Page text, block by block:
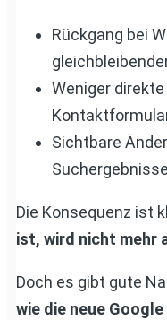
Rückgang bei
Weniger
Sichtbare
Suchergebnisse
Die Konsequenz ist
ist, wird nicht mehr
Doch es gibt gute
wie die neue